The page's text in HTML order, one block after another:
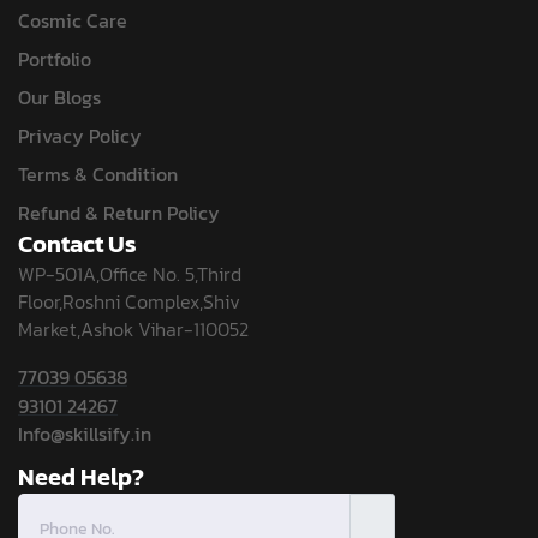
Cosmic Care
Portfolio
Our Blogs
Privacy Policy
Terms & Condition
Refund & Return Policy
Contact Us
WP-501A,Office No. 5,Third
Floor,Roshni Complex,Shiv
Market,Ashok Vihar-110052
77039 05638
93101 24267
Info@skillsify.in
Need Help?